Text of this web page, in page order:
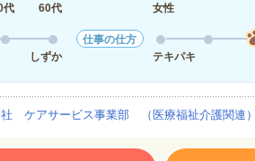
代 60代
女性
しずか
仕事の仕方
テキパキ
ケアサービス事業部 （医療福祉介護関連）